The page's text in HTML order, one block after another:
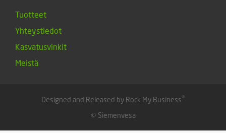
Tuotteet
Yhteystiedot
Kasvatusvinkit
Meistä
Designed and Released by Rock My Business®
© Siemenvesa